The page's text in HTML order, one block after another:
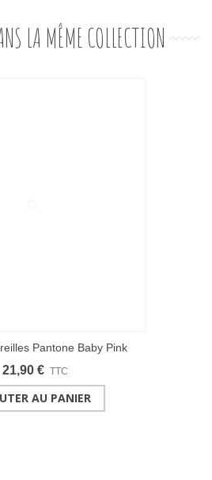
LA MÊME COLLECTION
Pantone Baby Pink
21,90 € TTC
AU PANIER